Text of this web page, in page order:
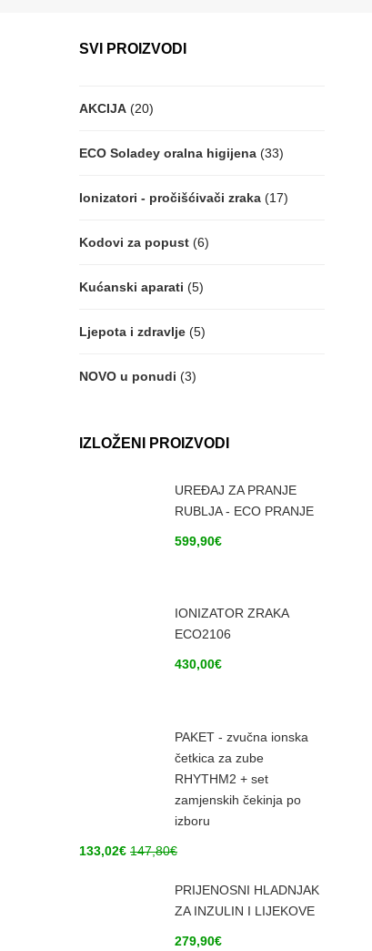
SVI PROIZVODI
AKCIJA (20)
ECO Soladey oralna higijena (33)
Ionizatori - pročišćivači zraka (17)
Kodovi za popust (6)
Kućanski aparati (5)
Ljepota i zdravlje (5)
NOVO u ponudi (3)
IZLOŽENI PROIZVODI
UREĐAJ ZA PRANJE
RUBLJA - ECO PRANJE
599,90€
IONIZATOR ZRAKA
ECO2106
430,00€
PAKET - zvučna ionska
četkica za zube
RHYTHM2 + set
zamjenskih čekinja po
izboru
133,02€ 147,80€
PRIJENOSNI HLADNJAK
ZA INZULIN I LIJEKOVE
279,90€